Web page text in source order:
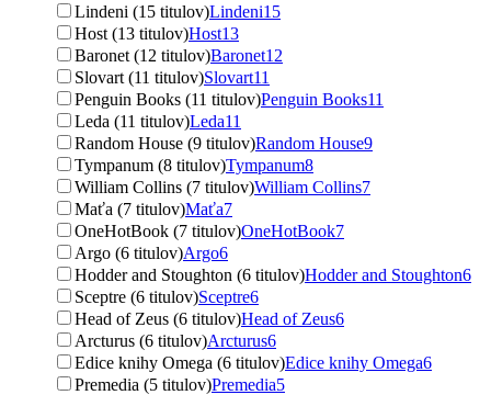
Lindeni (15 titulov)Lindeni15
Host (13 titulov)Host13
Baronet (12 titulov)Baronet12
Slovart (11 titulov)Slovart11
Penguin Books (11 titulov)Penguin Books11
Leda (11 titulov)Leda11
Random House (9 titulov)Random House9
Tympanum (8 titulov)Tympanum8
William Collins (7 titulov)William Collins7
Maťa (7 titulov)Maťa7
OneHotBook (7 titulov)OneHotBook7
Argo (6 titulov)Argo6
Hodder and Stoughton (6 titulov)Hodder and Stoughton6
Sceptre (6 titulov)Sceptre6
Head of Zeus (6 titulov)Head of Zeus6
Arcturus (6 titulov)Arcturus6
Edice knihy Omega (6 titulov)Edice knihy Omega6
Premedia (5 titulov)Premedia5